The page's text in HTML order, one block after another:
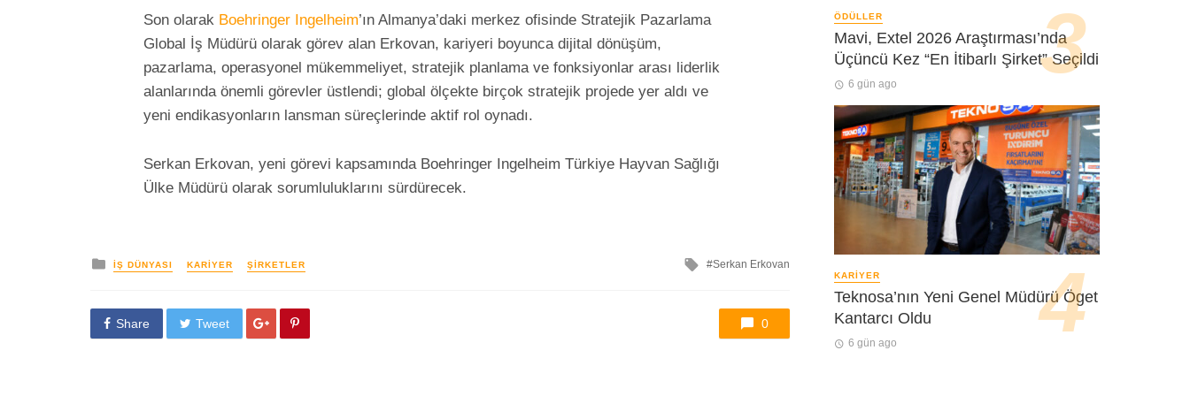
Son olarak Boehringer Ingelheim’ın Almanya’daki merkez ofisinde Stratejik Pazarlama
Global İş Müdürü olarak görev alan Erkovan, kariyeri boyunca dijital dönüşüm,
pazarlama, operasyonel mükemmeliyet, stratejik planlama ve fonksiyonlar arası liderlik
alanlarında önemli görevler üstlendi; global ölçekte birçok stratejik projede yer aldı ve
yeni endikasyonların lansman süreçlerinde aktif rol oynadı.
Serkan Erkovan, yeni görevi kapsamında Boehringer Ingelheim Türkiye Hayvan Sağlığı
Ülke Müdürü olarak sorumluluklarını sürdürecek.
yayınlanan
İŞ DÜNYASI KARIYER ŞIRKETLER
ileSerkan Erkovan
Share Tweet 0
ÖDÜLLER
Mavi, Extel 2026 Araştırması’nda
Üçüncü Kez “En İtibarlı Şirket” Seçildi
6 gün ago
KARIYER
Teknosa’nın Yeni Genel Müdürü Öget
Kantarcı Oldu
6 gün ago